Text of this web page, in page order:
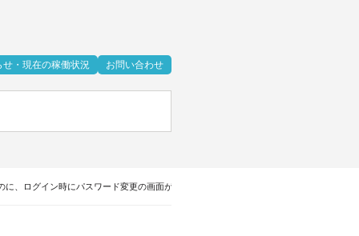
せ・現在の稼働状況 お問い合わせ
、ログイン時にパスワード変更の画面が表示されない